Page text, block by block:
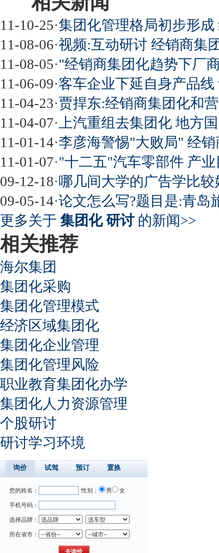
11-10-25·集团化管理格局初步形成
11-08-06·视频:互动研讨 经销商集
11-08-05·"经销商集团化趋势下厂
11-06-09·客车企业下延自身产品
11-04-23·贾捍东:经销商集团化和
11-04-07· 上汽重组去集团化 地方
11-01-14·李彦海警惕"大败局" 经
11-01-07·"十二五"汽车零部件 产
09-12-18·哪几间大学的广告学比较
09-05-14·论文怎么写?题目是:青岛
更多关于 集团化 研讨的新闻>>
相关推荐
海尔集团
集团化采购
集团化管理模式
经济区域集团化
集团化企业管理
集团化管理风险
职业教育集团化办学
集团化人力资源管理
个股研讨
研讨学习环境
询价 试驾 预订 置换
您的姓名： 性别： 男 女
手机号码：
选择品牌：
所在省市：